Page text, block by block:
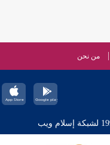
من نحن